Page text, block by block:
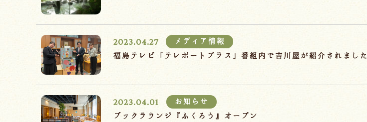
2023.04.27
メディア情報
福島テレビ「テレポートプラス」番組内で吉川屋が紹介されました
2023.04.01
お知らせ
ブックラウンジ『ふくろう』オープン